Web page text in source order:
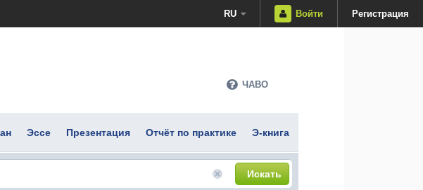
RU Войти Регистрация
ЧАВО
Эссе Презентация Отчёт по практике Э-книга
Искать